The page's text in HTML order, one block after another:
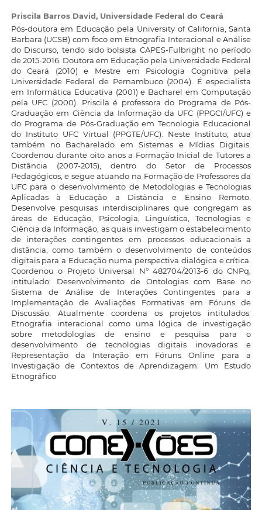
Priscila Barros David, Universidade Federal do Ceará
Pós-doutora em Educação pela University of California, Santa
Barbara (UCSB) com foco em Etnografia Interacional e Análise
do Discurso, tendo sido bolsista CAPES-Fulbright no período
de 2015-2016. Doutora em Educação pela Universidade Federal
do Ceará (2010) e Mestre em Psicologia Cognitiva pela
Universidade Federal de Pernambuco (2004). É especialista
em Informática Educativa (2001) e Bacharel em Computação
pela UFC (2000). Priscila é professora do Programa de Pós-
Graduação em Ciência da Informação da UFC (PPGCI/UFC) e
do Programa de Pós-Graduação em Tecnologia Educacional
do Instituto UFC Virtual (PPGTE/UFC). Neste Instituto, atua
também no Bacharelado em Sistemas e Mídias Digitais.
Coordenou durante oito anos a Formação Inicial de Tutores a
Distância (2007-2015), dentro do Setor de Processos
Pedagógicos, e segue atuando na Formação de Professores da
UFC para o desenvolvimento de Metodologias e Tecnologias
Aplicadas à Educação a Distância e Ensino Remoto.
Desenvolve pesquisas interdisciplinares que congregam as
áreas de Educação, Psicologia, Linguística, Tecnologias e
Ciência da Informação, as quais investigam o estabelecimento
de interações contingentes em processos educacionais a
distância, como também o desenvolvimento de conteúdos
digitais para a Educação numa perspectiva dialógica e crítica.
Coordenou o Projeto Universal N° 482704/2013-6 do CNPq,
intitulado: Desenvolvimento de Ontologias com Base no
Sistema de Análise de Interações Contingentes para a
Implementação de Avaliações Formativas em Fóruns de
Discussão. Atualmente coordena os projetos intitulados:
Etnografia interacional como uma lógica de investigação
sobre metodologias de ensino e pesquisa para o
desenvolvimento de tecnologias digitais inovadoras e
Representação da Interação em Fóruns Online para a
Investigação de Contextos de Aprendizagem: Um Estudo
Etnográfico